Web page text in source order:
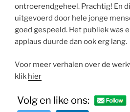
ontroerendgeheel. Prachtig! En
uitgevoerd door hele jonge
goed gespeeld. Het publiek was
applaus duurde dan ook erg lang.
Voor meer verhalen over de
klik hier
Volg en like ons: